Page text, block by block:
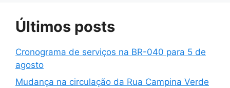
Últimos posts
Cronograma de serviços na BR-040 para 5 de
agosto
Mudança na circulação da Rua Campina Verde